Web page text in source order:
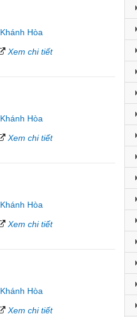
Khánh Hòa
Xem chi tiết
Khánh Hòa
Xem chi tiết
Khánh Hòa
Xem chi tiết
Khánh Hòa
Xem chi tiết